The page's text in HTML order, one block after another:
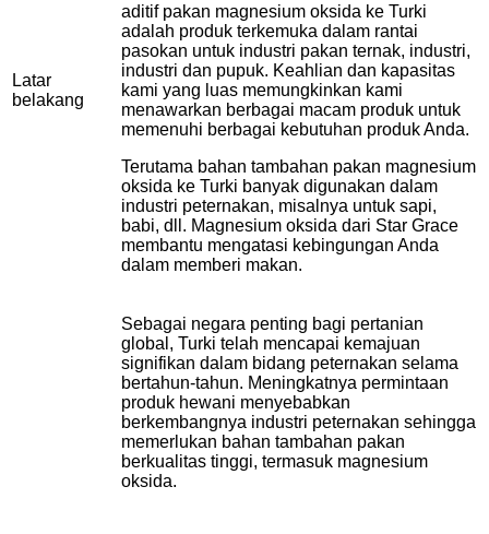
Latar
belakang
aditif pakan magnesium oksida ke Turki
adalah produk terkemuka dalam rantai
pasokan untuk industri pakan ternak, industri,
industri dan pupuk. Keahlian dan kapasitas
kami yang luas memungkinkan kami
menawarkan berbagai macam produk untuk
memenuhi berbagai kebutuhan produk Anda.
Terutama bahan tambahan pakan magnesium
oksida ke Turki banyak digunakan dalam
industri peternakan, misalnya untuk sapi,
babi, dll. Magnesium oksida dari Star Grace
membantu mengatasi kebingungan Anda
dalam memberi makan.
Sebagai negara penting bagi pertanian
global, Turki telah mencapai kemajuan
signifikan dalam bidang peternakan selama
bertahun-tahun. Meningkatnya permintaan
produk hewani menyebabkan
berkembangnya industri peternakan sehingga
memerlukan bahan tambahan pakan
berkualitas tinggi, termasuk magnesium
oksida.